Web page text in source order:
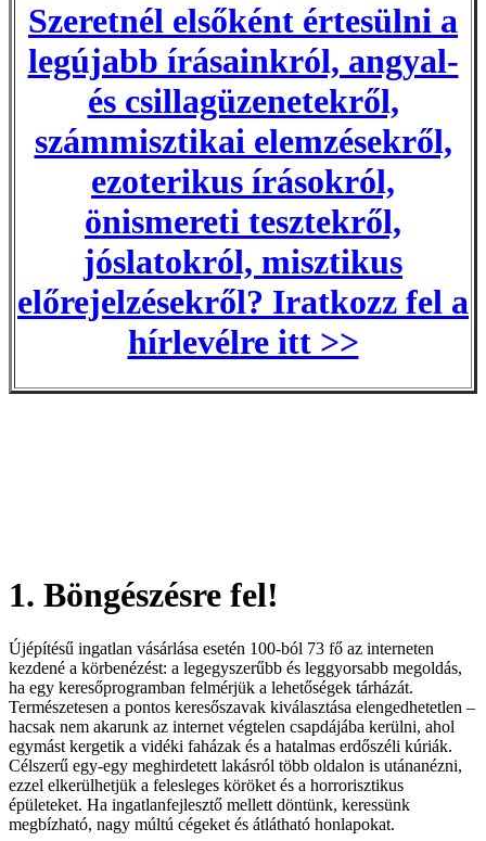
Szeretnél elsőként értesülni a
legújabb írásainkról, angyal-
és csillagüzenetekről,
számmisztikai elemzésekről,
ezoterikus írásokról,
önismereti tesztekről,
jóslatokról, misztikus
előrejelzésekről? Iratkozz fel a
hírlevélre itt >>
1. Böngészésre fel!
Újépítésű ingatlan vásárlása esetén 100-ból 73 fő az interneten
kezdené a körbenézést: a legegyszerűbb és leggyorsabb megoldás,
ha egy keresőprogramban felmérjük a lehetőségek tárházát.
Természetesen a pontos keresőszavak kiválasztása elengedhetetlen –
hacsak nem akarunk az internet végtelen csapdájába kerülni, ahol
egymást kergetik a vidéki faházak és a hatalmas erdőszéli kúriák.
Célszerű egy-egy meghirdetett lakásról több oldalon is utánanézni,
ezzel elkerülhetjük a felesleges köröket és a horrorisztikus
épületeket. Ha ingatlanfejlesztő mellett döntünk, keressünk
megbízható, nagy múltú cégeket és átlátható honlapokat.